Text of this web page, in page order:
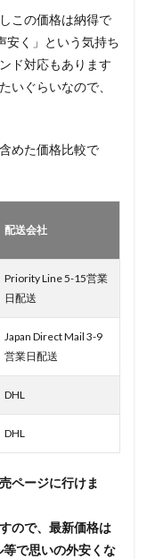
この価格は納得で
安く」という気持ち
ド対応もあります
いぐらいなので、
めた価格比較で
配送会社
Priority Line 5-15営業
日配送
Japan Direct Mail 3-9
営業日配送
DHL
DHL
ページに行けま
ので、最新価格は
で思いの外安くな